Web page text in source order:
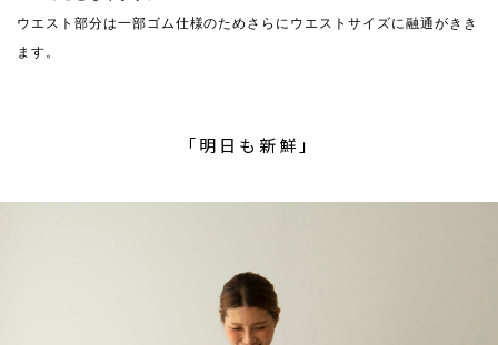
ウエスト部分は一部ゴム仕様のためさらにウエストサイズに融通がきき
ます。
「明日も新鮮」